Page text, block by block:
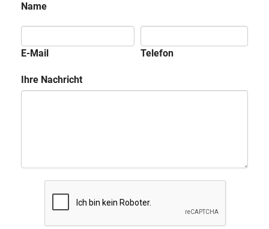
Name
E-Mail Telefon
Ihre Nachricht